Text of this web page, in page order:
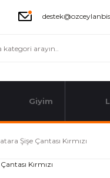
Giyim
Şişe Çantası Kırmızı